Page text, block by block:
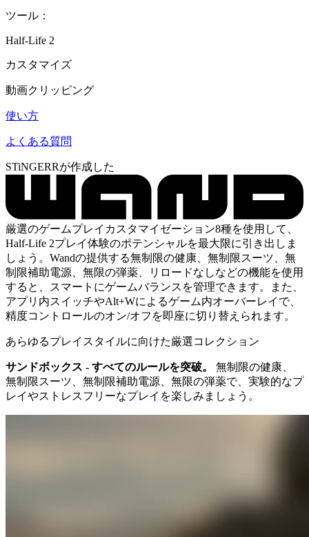
ツール：
Half-Life 2
カスタマイズ
動画クリッピング
使い方
よくある質問
STiNGERRが作成した
厳選のゲームプレイカスタマイゼーション8種を使用して、
Half-Life 2プレイ体験のポテンシャルを最大限に引き出しま
しょう。Wandの提供する無制限の健康、無制限スーツ、無
制限補助電源、無限の弾薬、リロードなしなどの機能を使用
すると、スマートにゲームバランスを管理できます。また、
アプリ内スイッチやAlt+Wによるゲーム内オーバーレイで、
精度コントロールのオン/オフを即座に切り替えられます。
あらゆるプレイスタイルに向けた厳選コレクション
サンドボックス - すべてのルールを突破。
無制限の健康、
無制限スーツ、無制限補助電源、無限の弾薬で、実験的なプ
レイやストレスフリーなプレイを楽しみましょう。